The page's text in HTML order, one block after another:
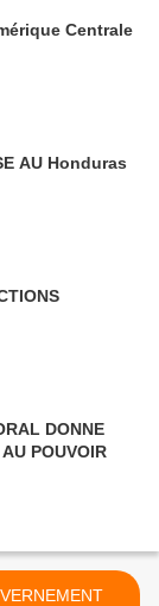
Centrale
AU Honduras
DONNE
POUVOIR